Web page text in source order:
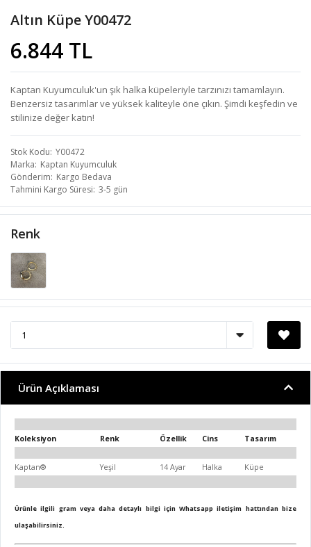
Altın Küpe Y00472
6.844 TL
Kaptan Kuyumculuk'un şık halka küpeleriyle tarzınızı tamamlayın.
Benzersiz tasarımlar ve yüksek kaliteyle öne çıkın. Şimdi keşfedin ve
stilinize değer katın!
Stok Kodu Y00472
Marka Kaptan Kuyumculuk
Gönderim Kargo Bedava
Tahmini Kargo Süresi 3-5 gün
Renk
Ürün Açıklaması
Koleksiyon Renk Özellik Cins Tasarım
Kaptan® Yeşil 14 Ayar Halka Küpe
Ürünle ilgili gram veya daha detaylı bilgi için Whatsapp iletişim hattından bize
ulaşabilirsiniz.